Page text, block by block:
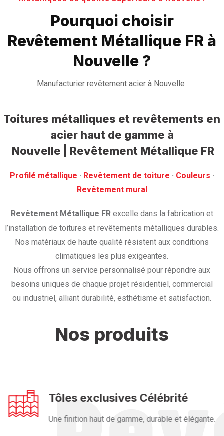
Pourquoi choisir
Revêtement Métallique FR à
Nouvelle ?
Manufacturier revêtement acier à Nouvelle
Toitures métalliques et revêtements en
acier haut de gamme à
Nouvelle | Revêtement Métallique FR
Profilé métallique · ‎ Revêtement de toiture · ‎ Couleurs ·
‎Revêtement mural
Revêtement Métallique FRexcelle dans la fabrication et
l’installation de toitures et revêtements métalliques durables.
Nos matériaux de haute qualité résistent aux conditions
climatiques les plus exigeantes.
Nous offrons un service personnalisé pour répondre aux
besoins uniques de chaque projet résidentiel, commercial
ou industriel, alliant durabilité, esthétisme et satisfaction.
Nos produits
Tôles exclusives Célébrité
Une finition haut de gamme, durable et élégante.